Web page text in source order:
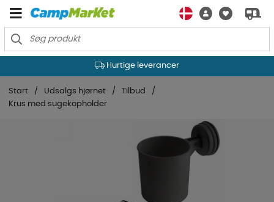
Hurtige leverancer
Start Udsalgs hjørnet
Tilbud
Krus med sugekopholder